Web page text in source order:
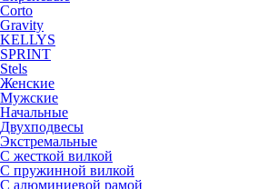
Corto
Gravity
KELLYS
SPRINT
Stels
Женские
Мужские
Начальные
Двухподвесы
Экстремальные
С жесткой вилкой
С пружинной вилкой
С алюминиевой рамой